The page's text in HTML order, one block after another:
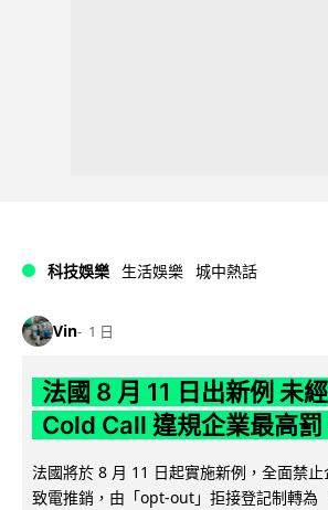
科技娛樂 生活娛樂 城中熱話
Vin 1 日
法國 8 月 11 日出新例 未
Cold Call 違規企業最高
法國將於 8 月 11 日起實施新例，全面禁
致電推銷，由「opt-out」拒接登記制轉為